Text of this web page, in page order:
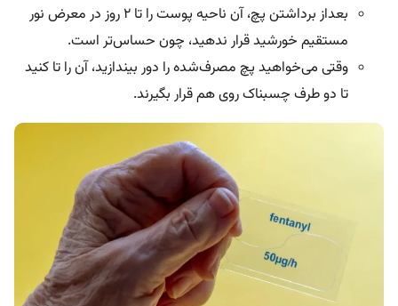
بعداز برداشتن پچ، آن ناحیه پوست را تا ۲ روز در معرض نور
مستقیم خورشید قرار ندهید، چون حساس‌تر است.
وقتی می‌خواهید پچ مصرف‌شده را دور بیندازید، آن را تا کنید
تا دو طرف چسبناک روی هم قرار بگیرند.